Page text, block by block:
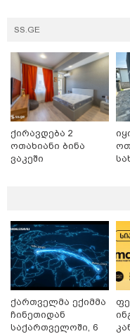
გაუჩინარებული
13:24 / 07-08-2026
ევროპაში საწვავის
რომელ ქვეყნებშია
ყველაზე იაფი
SS.GE
ქირავდება 2
ოთახიანი ბინა
ვაკეში
ქართველმა ექიმმა
ჩინეთიდან
საქართველოში, 6